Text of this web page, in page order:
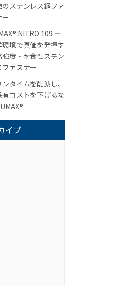
のステンレス鋼ファ
ー
NITRO 109 ―
環境で真価を発揮す
強度・耐食性ステン
ファスナー
ンタイムを削減し、
有コストを下げるな
イブ